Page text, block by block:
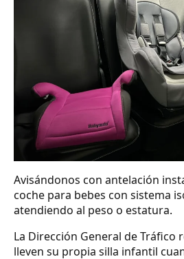
Avisándonos con antelación
coche para bebes con sistema
atendiendo al peso o estatura.
La Dirección General de Tráfico
lleven su propia silla infantil